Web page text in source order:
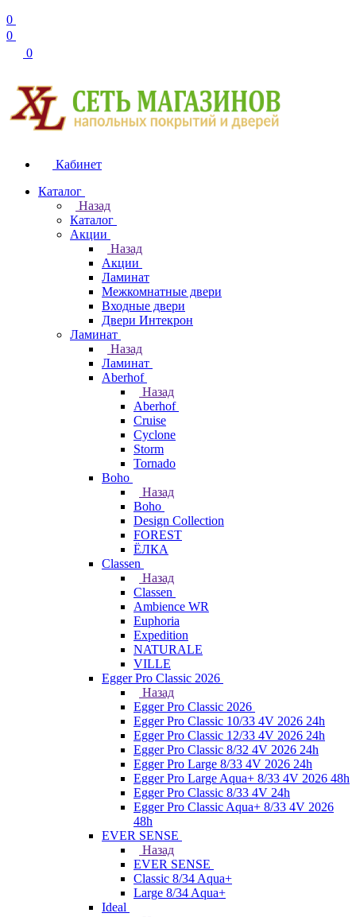
0
0
0
Кабинет
Каталог
Назад
Каталог
Акции
Назад
Акции
Ламинат
Межкомнатные двери
Входные двери
Двери Интекрон
Ламинат
Назад
Ламинат
Aberhof
Назад
Aberhof
Cruise
Cyclone
Storm
Tornado
Boho
Назад
Boho
Design Collection
FOREST
ЁЛКА
Classen
Назад
Classen
Ambience WR
Euphoria
Expedition
NATURALE
VILLE
Egger Pro Classic 2026
Назад
Egger Pro Classic 2026
Egger Pro Classic 10/33 4V 2026 24h
Egger Pro Classic 12/33 4V 2026 24h
Egger Pro Classic 8/32 4V 2026 24h
Egger Pro Large 8/33 4V 2026 24h
Egger Pro Large Aqua+ 8/33 4V 2026 48h
Egger Pro Classic 8/33 4V 24h
Egger Pro Classic Aqua+ 8/33 4V 2026
48h
EVER SENSE
Назад
EVER SENSE
Classic 8/34 Aqua+
Large 8/34 Aqua+
Ideal